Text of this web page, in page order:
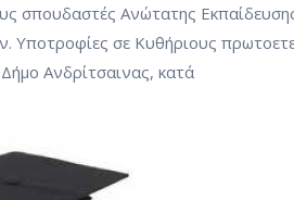
σπουδαστές Ανώτατης
Υποτροφίες σε Κυθήριους
Ανδρίτσαινας, κατά